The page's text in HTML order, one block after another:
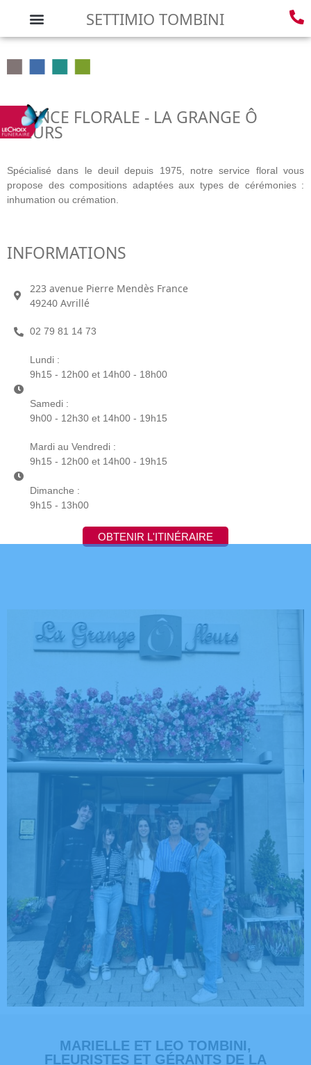
SETTIMIO TOMBINI
AGENCE FLORALE - LA GRANGE Ô
FLEURS
Spécialisé dans le deuil depuis 1975, notre service floral vous
propose des compositions adaptées aux types de cérémonies :
inhumation ou crémation.
INFORMATIONS
223 avenue Pierre Mendès France
49240 Avrillé
02 79 81 14 73
Lundi :
9h15 - 12h00 et 14h00 - 18h00
Samedi :
9h00 - 12h30 et 14h00 - 19h15
Mardi au Vendredi :
9h15 - 12h00 et 14h00 - 19h15
Dimanche :
9h15 - 13h00
OBTENIR L'ITINÉRAIRE
MARIELLE ET LEO TOMBINI,
FLEURISTES ET GÉRANTS DE LA